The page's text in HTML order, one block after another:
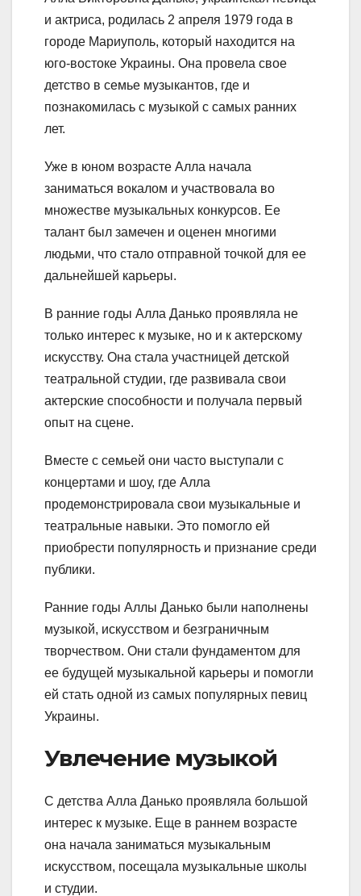
и актриса, родилась 2 апреля 1979 года в
городе Мариуполь, который находится на
юго-востоке Украины. Она провела свое
детство в семье музыкантов, где и
познакомилась с музыкой с самых ранних
лет.
Уже в юном возрасте Алла начала
заниматься вокалом и участвовала во
множестве музыкальных конкурсов. Ее
талант был замечен и оценен многими
людьми, что стало отправной точкой для ее
дальнейшей карьеры.
В ранние годы Алла Данько проявляла не
только интерес к музыке, но и к актерскому
искусству. Она стала участницей детской
театральной студии, где развивала свои
актерские способности и получала первый
опыт на сцене.
Вместе с семьей они часто выступали с
концертами и шоу, где Алла
продемонстрировала свои музыкальные и
театральные навыки. Это помогло ей
приобрести популярность и признание среди
публики.
Ранние годы Аллы Данько были наполнены
музыкой, искусством и безграничным
творчеством. Они стали фундаментом для
ее будущей музыкальной карьеры и помогли
ей стать одной из самых популярных певиц
Украины.
Увлечение музыкой
С детства Алла Данько проявляла большой
интерес к музыке. Еще в раннем возрасте
она начала заниматься музыкальным
искусством, посещала музыкальные школы
и студии.